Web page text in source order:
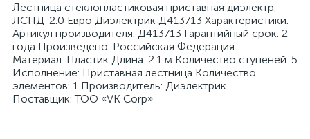
Лестница стеклопластиковая приставная диэлектр.
ЛСПД-2.0 Евро Диэлектрик Д413713 Характеристики:
Артикул производителя: Д413713 Гарантийный срок: 2
года Произведено: Российская Федерация
Материал: Пластик Длина: 2.1 м Количество ступеней: 5
Исполнение: Приставная лестница Количество
элементов: 1 Производитель: Диэлектрик
Поставщик: ТОО «VK Corp»